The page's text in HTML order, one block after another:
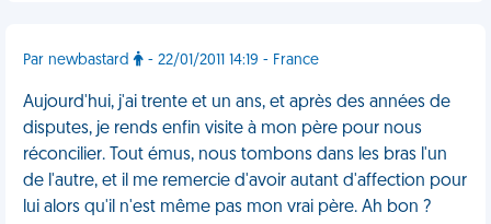
Par newbastard - 22/01/2011 14:19 - France
Aujourd'hui, j'ai trente et un ans, et après des années de
disputes, je rends enfin visite à mon père pour nous
réconcilier. Tout émus, nous tombons dans les bras l'un
de l'autre, et il me remercie d'avoir autant d'affection pour
lui alors qu'il n'est même pas mon vrai père. Ah bon ?